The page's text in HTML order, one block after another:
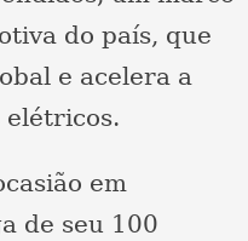
do país, que
e acelera a
elétricos.
em
de seu 100